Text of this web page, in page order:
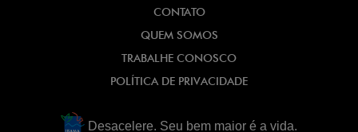
CONTATO
QUEM SOMOS
TRABALHE CONOSCO
POLÍTICA DE PRIVACIDADE
Desacelere. Seu bem maior é a vida.